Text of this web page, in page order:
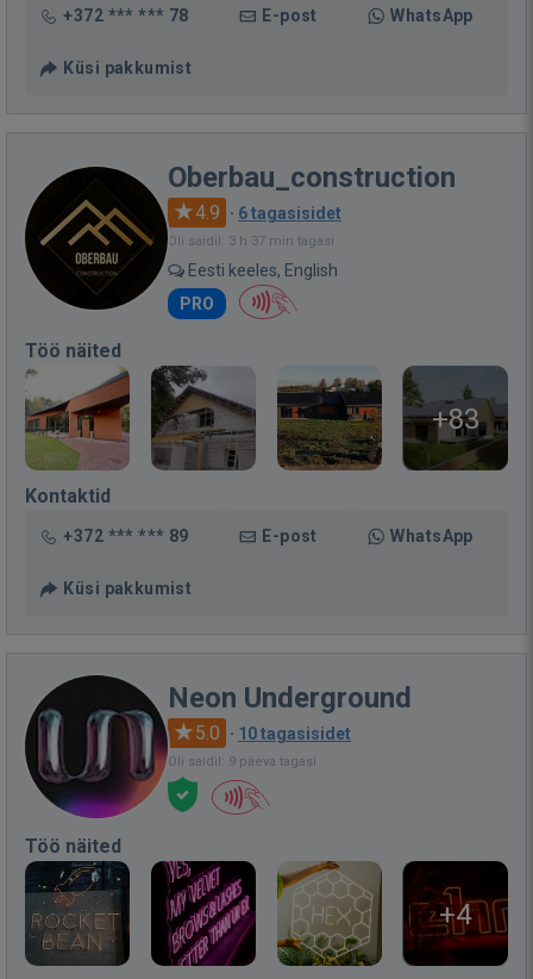
+372 *** *** 78 E-post WhatsApp
Küsi pakkumist
Oberbau_construction
4.9 · 6 tagasisidet
Oli saidil: 3 h 37 min tagasi
Eesti keeles, English
PRO
Töö näited
+83
Kontaktid
+372 *** *** 89 E-post WhatsApp
Küsi pakkumist
Neon Underground
5.0 · 10 tagasisidet
Oli saidil: 9 päeva tagasi
Töö näited
+4